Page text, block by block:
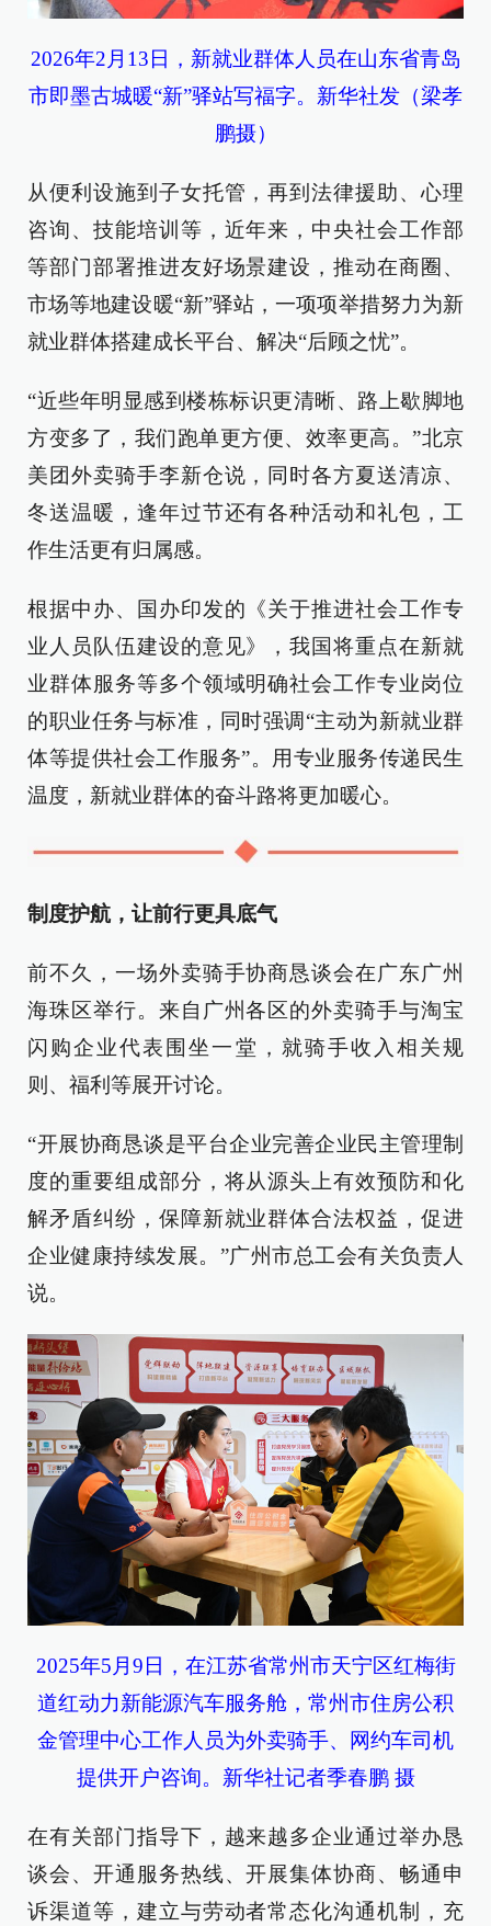
2026年2月13日，新就业群体人员在山东省青岛
市即墨古城暖“新”驿站写福字。新华社发（梁孝
鹏摄）
从便利设施到子女托管，再到法律援助、心理
咨询、技能培训等，近年来，中央社会工作部
等部门部署推进友好场景建设，推动在商圈、
市场等地建设暖“新”驿站，一项项举措努力为新
就业群体搭建成长平台、解决“后顾之忧”。
“近些年明显感到楼栋标识更清晰、路上歇脚地
方变多了，我们跑单更方便、效率更高。”北京
美团外卖骑手李新仓说，同时各方夏送清凉、
冬送温暖，逢年过节还有各种活动和礼包，工
作生活更有归属感。
根据中办、国办印发的《关于推进社会工作专
业人员队伍建设的意见》，我国将重点在新就
业群体服务等多个领域明确社会工作专业岗位
的职业任务与标准，同时强调“主动为新就业群
体等提供社会工作服务”。用专业服务传递民生
温度，新就业群体的奋斗路将更加暖心。
制度护航，让前行更具底气
前不久，一场外卖骑手协商恳谈会在广东广州
海珠区举行。来自广州各区的外卖骑手与淘宝
闪购企业代表围坐一堂，就骑手收入相关规
则、福利等展开讨论。
“开展协商恳谈是平台企业完善企业民主管理制
度的重要组成部分，将从源头上有效预防和化
解矛盾纠纷，保障新就业群体合法权益，促进
企业健康持续发展。”广州市总工会有关负责人
说。
2025年5月9日，在江苏省常州市天宁区红梅街
道红动力新能源汽车服务舱，常州市住房公积
金管理中心工作人员为外卖骑手、网约车司机
提供开户咨询。新华社记者季春鹏 摄
在有关部门指导下，越来越多企业通过举办恳
谈会、开通服务热线、开展集体协商、畅通申
诉渠道等，建立与劳动者常态化沟通机制，充